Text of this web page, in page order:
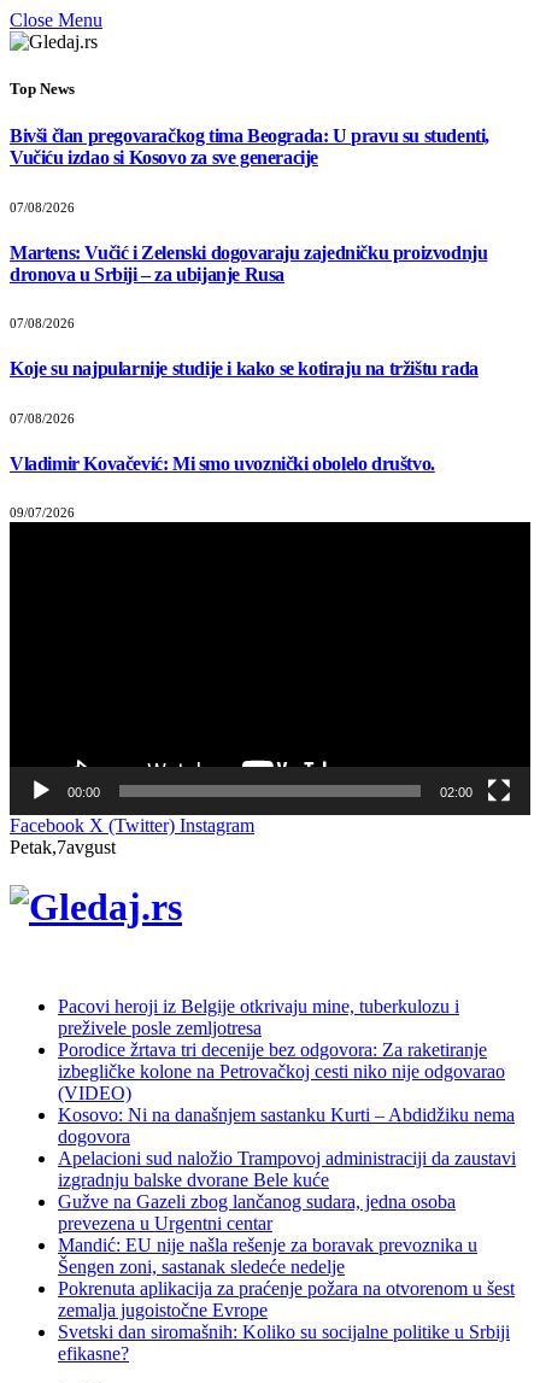
Close Menu
Top News
Bivši član pregovaračkog tima Beograda: U pravu su studenti,
Vučiću izdao si Kosovo za sve generacije
07/08/2026
Martens: Vučić i Zelenski dogovaraju zajedničku proizvodnju
dronova u Srbiji – za ubijanje Rusa
07/08/2026
Koje su najpularnije studije i kako se kotiraju na tržištu rada
07/08/2026
Vladimir Kovačević: Mi smo uvoznički obolelo društvo.
09/07/2026
00:00 02:00
Facebook X (Twitter) Instagram
Petak,7avgust
Pacovi heroji iz Belgije otkrivaju mine, tuberkulozu i
preživele posle zemljotresa
Porodice žrtava tri decenije bez odgovora: Za raketiranje
izbegličke kolone na Petrovačkoj cesti niko nije odgovarao
(VIDEO)
Kosovo: Ni na današnjem sastanku Kurti – Abdidžiku nema
dogovora
Apelacioni sud naložio Trampovoj administraciji da zaustavi
izgradnju balske dvorane Bele kuće
Gužve na Gazeli zbog lančanog sudara, jedna osoba
prevezena u Urgentni centar
Mandić: EU nije našla rešenje za boravak prevoznika u
Šengen zoni, sastanak sledeće nedelje
Pokrenuta aplikacija za praćenje požara na otvorenom u šest
zemalja jugoistočne Evrope
Svetski dan siromašnih: Koliko su socijalne politike u Srbiji
efikasne?